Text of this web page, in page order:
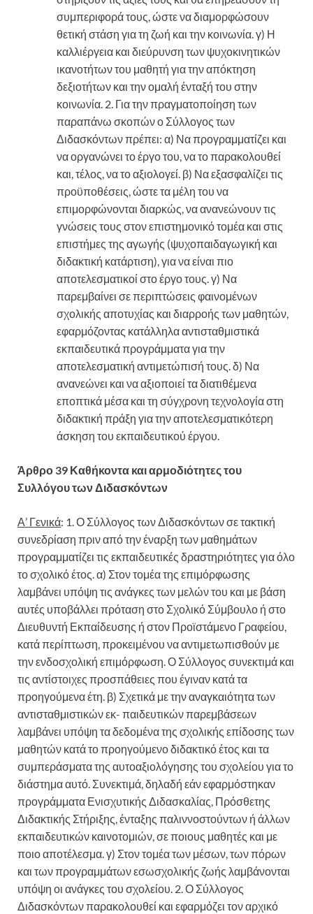
συμπεριφορά τους, ώστε να διαμορφώσουν
θετική στάση για τη ζωή και την κοινωνία. γ) Η
καλλιέργεια και διεύρυνση των ψυχοκινητικών
ικανοτήτων του μαθητή για την απόκτηση
δεξιοτήτων και την ομαλή ένταξή του στην
κοινωνία. 2. Για την πραγματοποίηση των
παραπάνω σκοπών ο Σύλλογος των
Διδασκόντων πρέπει: α) Να προγραμματίζει και
να οργανώνει το έργο του, να το παρακολουθεί
και, τέλος, να το αξιολογεί. β) Να εξασφαλίζει τις
προϋποθέσεις, ώστε τα μέλη του να
επιμορφώνονται διαρκώς, να ανανεώνουν τις
γνώσεις τους στον επιστημονικό τομέα και στις
επιστήμες της αγωγής (ψυχοπαιδαγωγική και
διδακτική κατάρτιση), για να είναι πιο
αποτελεσματικοί στο έργο τους. γ) Να
παρεμβαίνει σε περιπτώσεις φαινομένων
σχολικής αποτυχίας και διαρροής των μαθητών,
εφαρμόζοντας κατάλληλα αντισταθμιστικά
εκπαιδευτικά προγράμματα για την
αποτελεσματική αντιμετώπισή τους. δ) Να
ανανεώνει και να αξιοποιεί τα διατιθέμενα
εποπτικά μέσα και τη σύγχρονη τεχνολογία στη
διδακτική πράξη για την αποτελεσματικότερη
άσκηση του εκπαιδευτικού έργου.
Άρθρο 39 Καθήκοντα και αρμοδιότητες του
Συλλόγου των Διδασκόντων
Α’ Γενικά: 1. Ο Σύλλογος των Διδασκόντων σε τακτική
συνεδρίαση πριν από την έναρξη των μαθημάτων
προγραμματίζει τις εκπαιδευτικές δραστηριότητες για όλο
το σχολικό έτος. α) Στον τομέα της επιμόρφωσης
λαμβάνει υπόψη τις ανάγκες των μελών του και με βάση
αυτές υποβάλλει πρόταση στο Σχολικό Σύμβουλο ή στο
Διευθυντή Εκπαίδευσης ή στον Προϊστάμενο Γραφείου,
κατά περίπτωση, προκειμένου να αντιμετωπισθούν με
την ενδοσχολική επιμόρφωση. Ο Σύλλογος συνεκτιμά και
τις αντίστοιχες προσπάθειες που έγιναν κατά τα
προηγούμενα έτη. β) Σχετικά με την αναγκαιότητα των
αντισταθμιστικών εκ- παιδευτικών παρεμβάσεων
λαμβάνει υπόψη τα δεδομένα της σχολικής επίδοσης των
μαθητών κατά το προηγούμενο διδακτικό έτος και τα
συμπεράσματα της αυτοαξιολόγησης του σχολείου για το
διάστημα αυτό. Συνεκτιμά, δηλαδή εάν εφαρμόστηκαν
προγράμματα Ενισχυτικής Διδασκαλίας, Πρόσθετης
Διδακτικής Στήριξης, ένταξης παλιννοστούντων ή άλλων
εκπαιδευτικών καινοτομιών, σε ποιους μαθητές και με
ποιο αποτέλεσμα. γ) Στον τομέα των μέσων, των πόρων
και των προγραμμάτων εσωσχολικής ζωής λαμβάνονται
υπόψη οι ανάγκες του σχολείου. 2. Ο Σύλλογος
Διδασκόντων παρακολουθεί και εφαρμόζει τον αρχικό